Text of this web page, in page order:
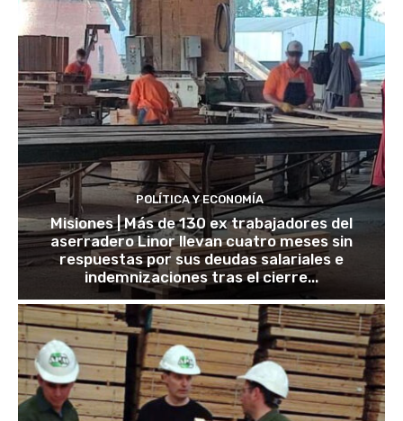
POLÍTICA Y ECONOMÍA
Misiones | Más de 130 ex trabajadores del
aserradero Linor llevan cuatro meses sin
respuestas por sus deudas salariales e
indemnizaciones tras el cierre...